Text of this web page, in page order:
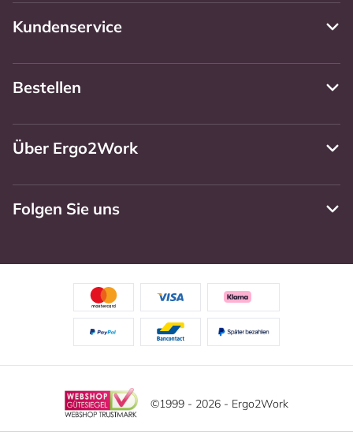
Kundenservice
Bestellen
Über Ergo2Work
Folgen Sie uns
©1999 - 2026 - Ergo2Work